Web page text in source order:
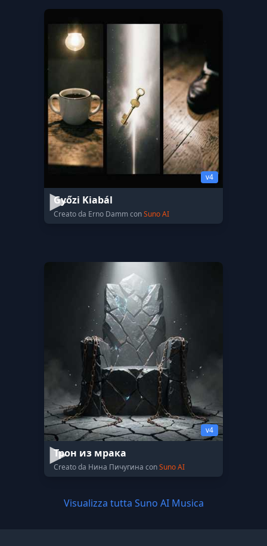
v4
Győzi Kiabál
Creato da Erno Damm conSuno AI
v4
Трон из мрака
Creato da Нина Пичугина conSuno AI
Visualizza tutta Suno AI Musica